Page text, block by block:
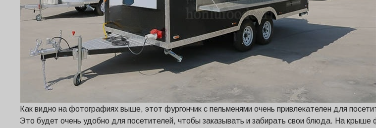
Как видно на фотографиях выше, этот фургончик с пельменями очень привлекателен для
Это будет очень удобно для посетителей, чтобы заказывать и забирать свои блюда. На крыше